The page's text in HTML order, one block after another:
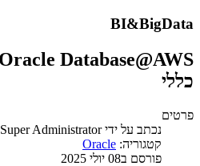
BI&BigData
כללי
פרטים
נכתב על ידיSuper Administrator
קטגוריה: Oracle
פורסם ב08 יולי 2025